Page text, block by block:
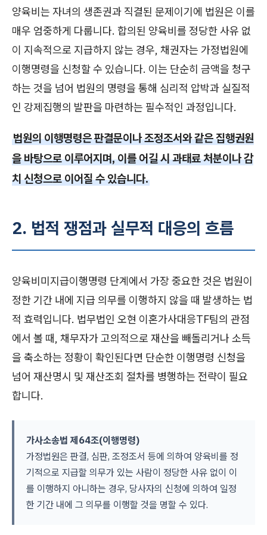
양육비는 자녀의 생존권과 직결된 문제이기에 법원은 이를
매우 엄중하게 다룹니다. 합의된 양육비를 정당한 사유 없
이 지속적으로 지급하지 않는 경우, 채권자는 가정법원에
이행명령을 신청할 수 있습니다. 이는 단순히 금액을 청구
하는 것을 넘어 법원의 명령을 통해 심리적 압박과 실질적
인 강제집행의 발판을 마련하는 필수적인 과정입니다.
법원의 이행명령은 판결문이나 조정조서와 같은 집행권원
을 바탕으로 이루어지며, 이를 어길 시 과태료 처분이나 감
치 신청으로 이어질 수 있습니다.
2. 법적 쟁점과 실무적 대응의 흐름
양육비미지급이행명령 단계에서 가장 중요한 것은 법원이
정한 기간 내에 지급 의무를 이행하지 않을 때 발생하는 법
적 효력입니다. 법무법인 오현 이혼가사대응TF팀의 관점
에서 볼 때, 채무자가 고의적으로 재산을 빼돌리거나 소득
을 축소하는 정황이 확인된다면 단순한 이행명령 신청을
넘어 재산명시 및 재산조회 절차를 병행하는 전략이 필요
합니다.
가사소송법 제64조(이행명령)
가정법원은 판결, 심판, 조정조서 등에 의하여 양육비를 정
기적으로 지급할 의무가 있는 사람이 정당한 사유 없이 이
를 이행하지 아니하는 경우, 당사자의 신청에 의하여 일정
한 기간 내에 그 의무를 이행할 것을 명할 수 있다.